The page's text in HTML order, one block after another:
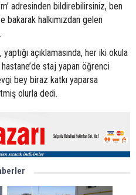
adresinden bildirebilirsiniz, ben
halkımızdan gelen
açıklamasında, her iki okula
staj yapan öğrenci
bey biraz katkı yaparsa
olurla dedi.